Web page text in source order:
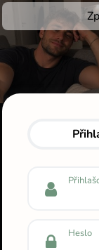
Přihlas se
Heslo